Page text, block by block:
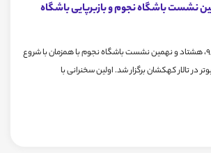
نشست باشگاه نجوم و بازبرپایی باشگاه
روز چهارشنبه 13شهریور98، هشتاد و نهمین نشست باشگاه نجوم با همزمان با شروع
در تالار کهکشان برگزار شد. اولین سخنرانی با